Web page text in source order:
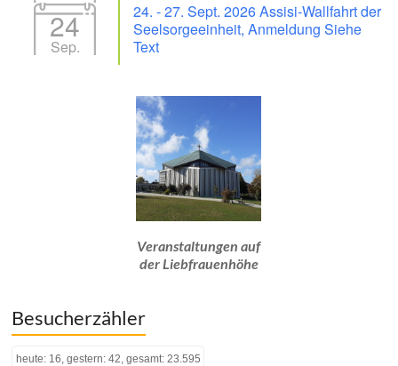
24
Sep.
24. - 27. Sept. 2026 Assisi-Wallfahrt der
Seelsorgeeinheit, Anmeldung Siehe
Text
Veranstaltungen auf
der Liebfrauenhöhe
Besucherzähler
heute: 16, gestern: 42, gesamt: 23.595